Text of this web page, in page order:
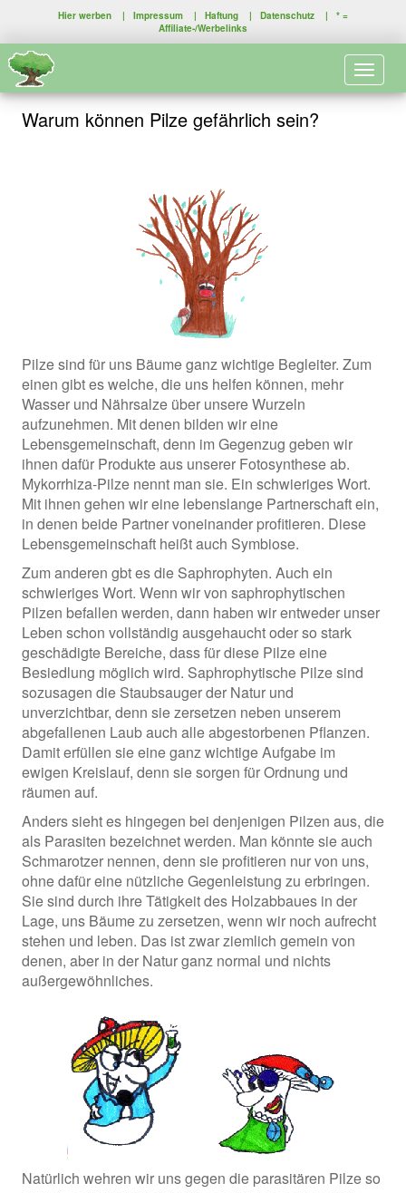
Hier werben | Impressum | Haftung | Datenschutz | * =
Affiliate-/Werbelinks
Warum können Pilze gefährlich sein?
Pilze sind für uns Bäume ganz wichtige Begleiter. Zum
einen gibt es welche, die uns helfen können, mehr
Wasser und Nährsalze über unsere Wurzeln
aufzunehmen. Mit denen bilden wir eine
Lebensgemeinschaft, denn im Gegenzug geben wir
ihnen dafür Produkte aus unserer Fotosynthese ab.
Mykorrhiza-Pilze nennt man sie. Ein schwieriges Wort.
Mit ihnen gehen wir eine lebenslange Partnerschaft ein,
in denen beide Partner voneinander profitieren. Diese
Lebensgemeinschaft heißt auch Symbiose.
Zum anderen gbt es die Saphrophyten. Auch ein
schwieriges Wort. Wenn wir von saphrophytischen
Pilzen befallen werden, dann haben wir entweder unser
Leben schon vollständig ausgehaucht oder so stark
geschädigte Bereiche, dass für diese Pilze eine
Besiedlung möglich wird. Saphrophytische Pilze sind
sozusagen die Staubsauger der Natur und
unverzichtbar, denn sie zersetzen neben unserem
abgefallenen Laub auch alle abgestorbenen Pflanzen.
Damit erfüllen sie eine ganz wichtige Aufgabe im
ewigen Kreislauf, denn sie sorgen für Ordnung und
räumen auf.
Anders sieht es hingegen bei denjenigen Pilzen aus, die
als Parasiten bezeichnet werden. Man könnte sie auch
Schmarotzer nennen, denn sie profitieren nur von uns,
ohne dafür eine nützliche Gegenleistung zu erbringen.
Sie sind durch ihre Tätigkeit des Holzabbaues in der
Lage, uns Bäume zu zersetzen, wenn wir noch aufrecht
stehen und leben. Das ist zwar ziemlich gemein von
denen, aber in der Natur ganz normal und nichts
außergewöhnliches.
Natürlich wehren wir uns gegen die parasitären Pilze so